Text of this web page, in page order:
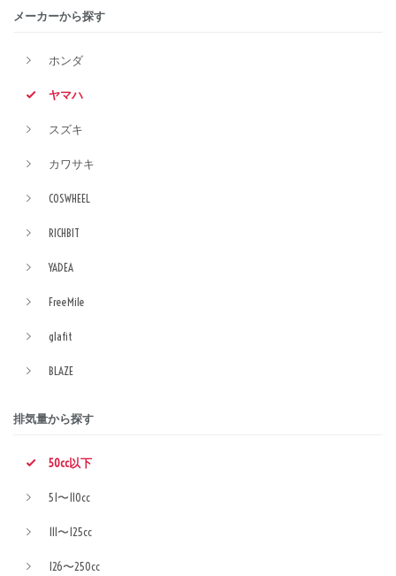
メーカーから探す
ホンダ
ヤマハ
スズキ
カワサキ
COSWHEEL
RICHBIT
YADEA
FreeMile
glafit
BLAZE
排気量から探す
50cc以下
51〜110cc
111〜125cc
126〜250cc